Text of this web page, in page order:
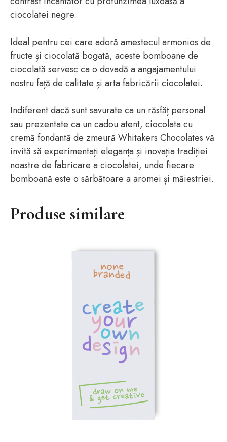
ciocolatei negre.
Ideal pentru cei care adoră amestecul armonios de
fructe și ciocolată bogată, aceste bomboane de
ciocolată servesc ca o dovadă a angajamentului
nostru față de calitate și arta fabricării ciocolatei.
Indiferent dacă sunt savurate ca un răsfăț personal
sau prezentate ca un cadou atent, ciocolata cu
cremă fondantă de zmeură Whitakers Chocolates vă
invită să experimentați eleganța și inovația tradiției
noastre de fabricare a ciocolatei, unde fiecare
bomboană este o sărbătoare a aromei și măiestriei.
Produse similare